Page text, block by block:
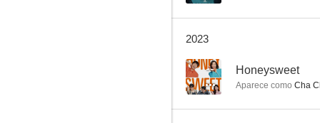
2023
-- Honeysweet
Aparece como Cha